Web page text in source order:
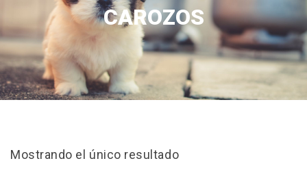
CAROZOS
Mostrando el único resultado